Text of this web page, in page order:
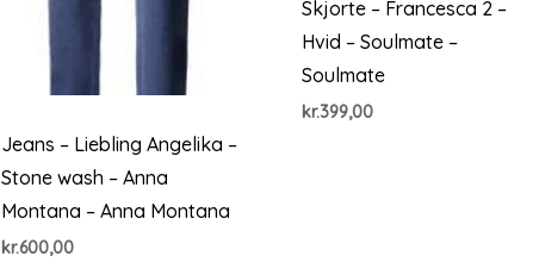
Jeans – Liebling Angelika –
Stone wash – Anna
Montana – Anna Montana
kr.600,00
Skjorte – Francesca 2 –
Hvid – Soulmate –
Soulmate
kr.399,00